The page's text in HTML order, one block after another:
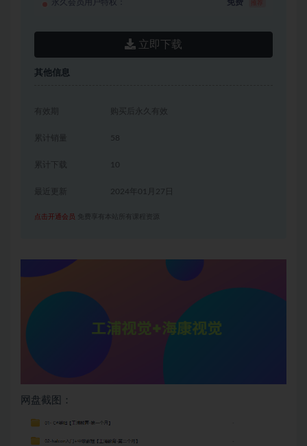
永久会员用户特权： 免费
立即下载
其他信息
有效期 购买后永久有效
累计销量 58
累计下载 10
2024年01月27日
点击开通会员 免费享有本站所有课程资源
网盘截图：